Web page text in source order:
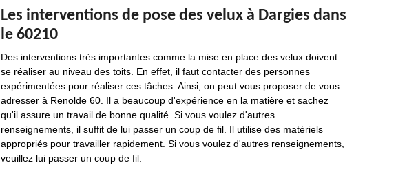
Les interventions de pose des velux à Dargies dans
le 60210
Des interventions très importantes comme la mise en place des velux doivent
se réaliser au niveau des toits. En effet, il faut contacter des personnes
expérimentées pour réaliser ces tâches. Ainsi, on peut vous proposer de vous
adresser à Renolde 60. Il a beaucoup d'expérience en la matière et sachez
qu'il assure un travail de bonne qualité. Si vous voulez d'autres
renseignements, il suffit de lui passer un coup de fil. Il utilise des matériels
appropriés pour travailler rapidement. Si vous voulez d'autres renseignements,
veuillez lui passer un coup de fil.